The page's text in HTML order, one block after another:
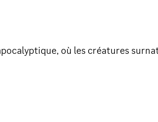
où les créatures